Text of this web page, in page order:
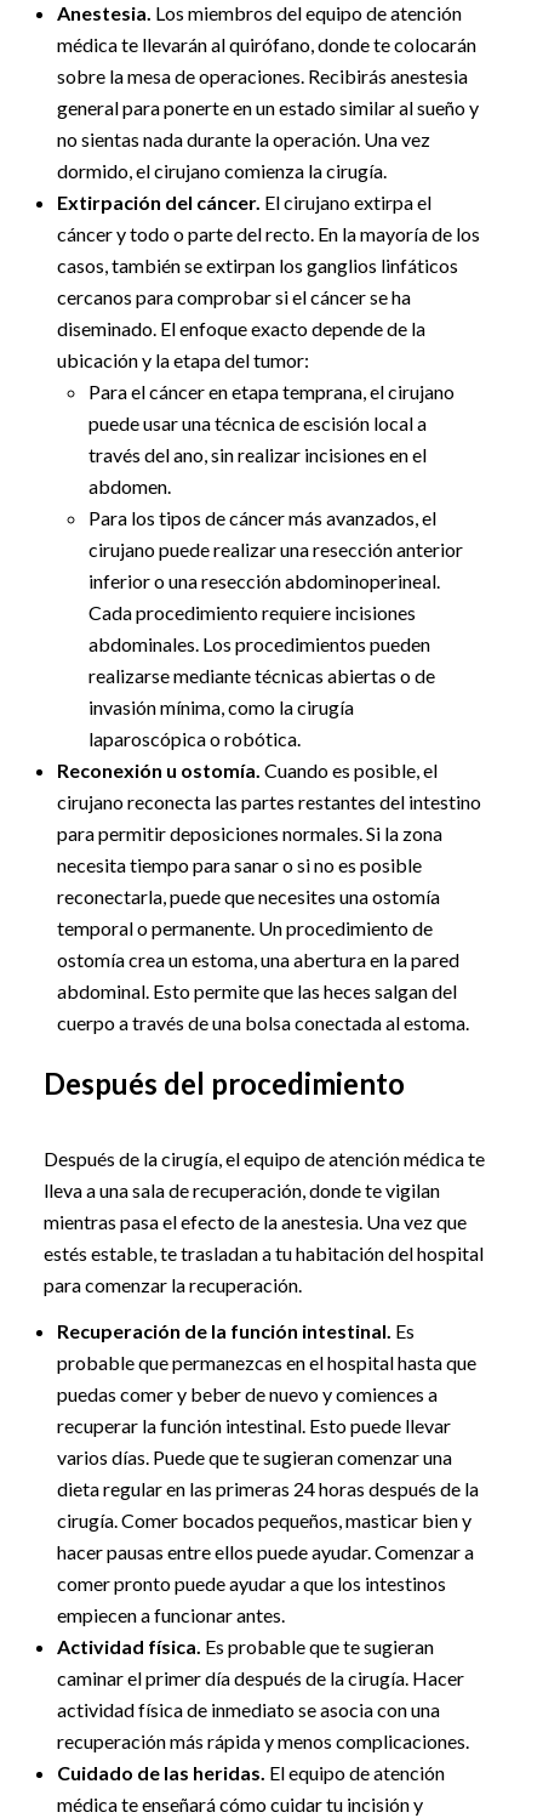
Anestesia. Los miembros del equipo de atención
médica te llevarán al quirófano, donde te colocarán
sobre la mesa de operaciones. Recibirás anestesia
general para ponerte en un estado similar al sueño y
no sientas nada durante la operación. Una vez
dormido, el cirujano comienza la cirugía.
Extirpación del cáncer. El cirujano extirpa el
cáncer y todo o parte del recto. En la mayoría de los
casos, también se extirpan los ganglios linfáticos
cercanos para comprobar si el cáncer se ha
diseminado. El enfoque exacto depende de la
ubicación y la etapa del tumor:
Para el cáncer en etapa temprana, el cirujano
puede usar una técnica de escisión local a
través del ano, sin realizar incisiones en el
abdomen.
Para los tipos de cáncer más avanzados, el
cirujano puede realizar una resección anterior
inferior o una resección abdominoperineal.
Cada procedimiento requiere incisiones
abdominales. Los procedimientos pueden
realizarse mediante técnicas abiertas o de
invasión mínima, como la cirugía
laparoscópica o robótica.
Reconexión u ostomía. Cuando es posible, el
cirujano reconecta las partes restantes del intestino
para permitir deposiciones normales. Si la zona
necesita tiempo para sanar o si no es posible
reconectarla, puede que necesites una ostomía
temporal o permanente. Un procedimiento de
ostomía crea un estoma, una abertura en la pared
abdominal. Esto permite que las heces salgan del
cuerpo a través de una bolsa conectada al estoma.
Después del procedimiento
Después de la cirugía, el equipo de atención médica te
lleva a una sala de recuperación, donde te vigilan
mientras pasa el efecto de la anestesia. Una vez que
estés estable, te trasladan a tu habitación del hospital
para comenzar la recuperación.
Recuperación de la función intestinal. Es
probable que permanezcas en el hospital hasta que
puedas comer y beber de nuevo y comiences a
recuperar la función intestinal. Esto puede llevar
varios días. Puede que te sugieran comenzar una
dieta regular en las primeras 24 horas después de la
cirugía. Comer bocados pequeños, masticar bien y
hacer pausas entre ellos puede ayudar. Comenzar a
comer pronto puede ayudar a que los intestinos
empiecen a funcionar antes.
Actividad física. Es probable que te sugieran
caminar el primer día después de la cirugía. Hacer
actividad física de inmediato se asocia con una
recuperación más rápida y menos complicaciones.
Cuidado de las heridas. El equipo de atención
médica te enseñará cómo cuidar tu incisión y